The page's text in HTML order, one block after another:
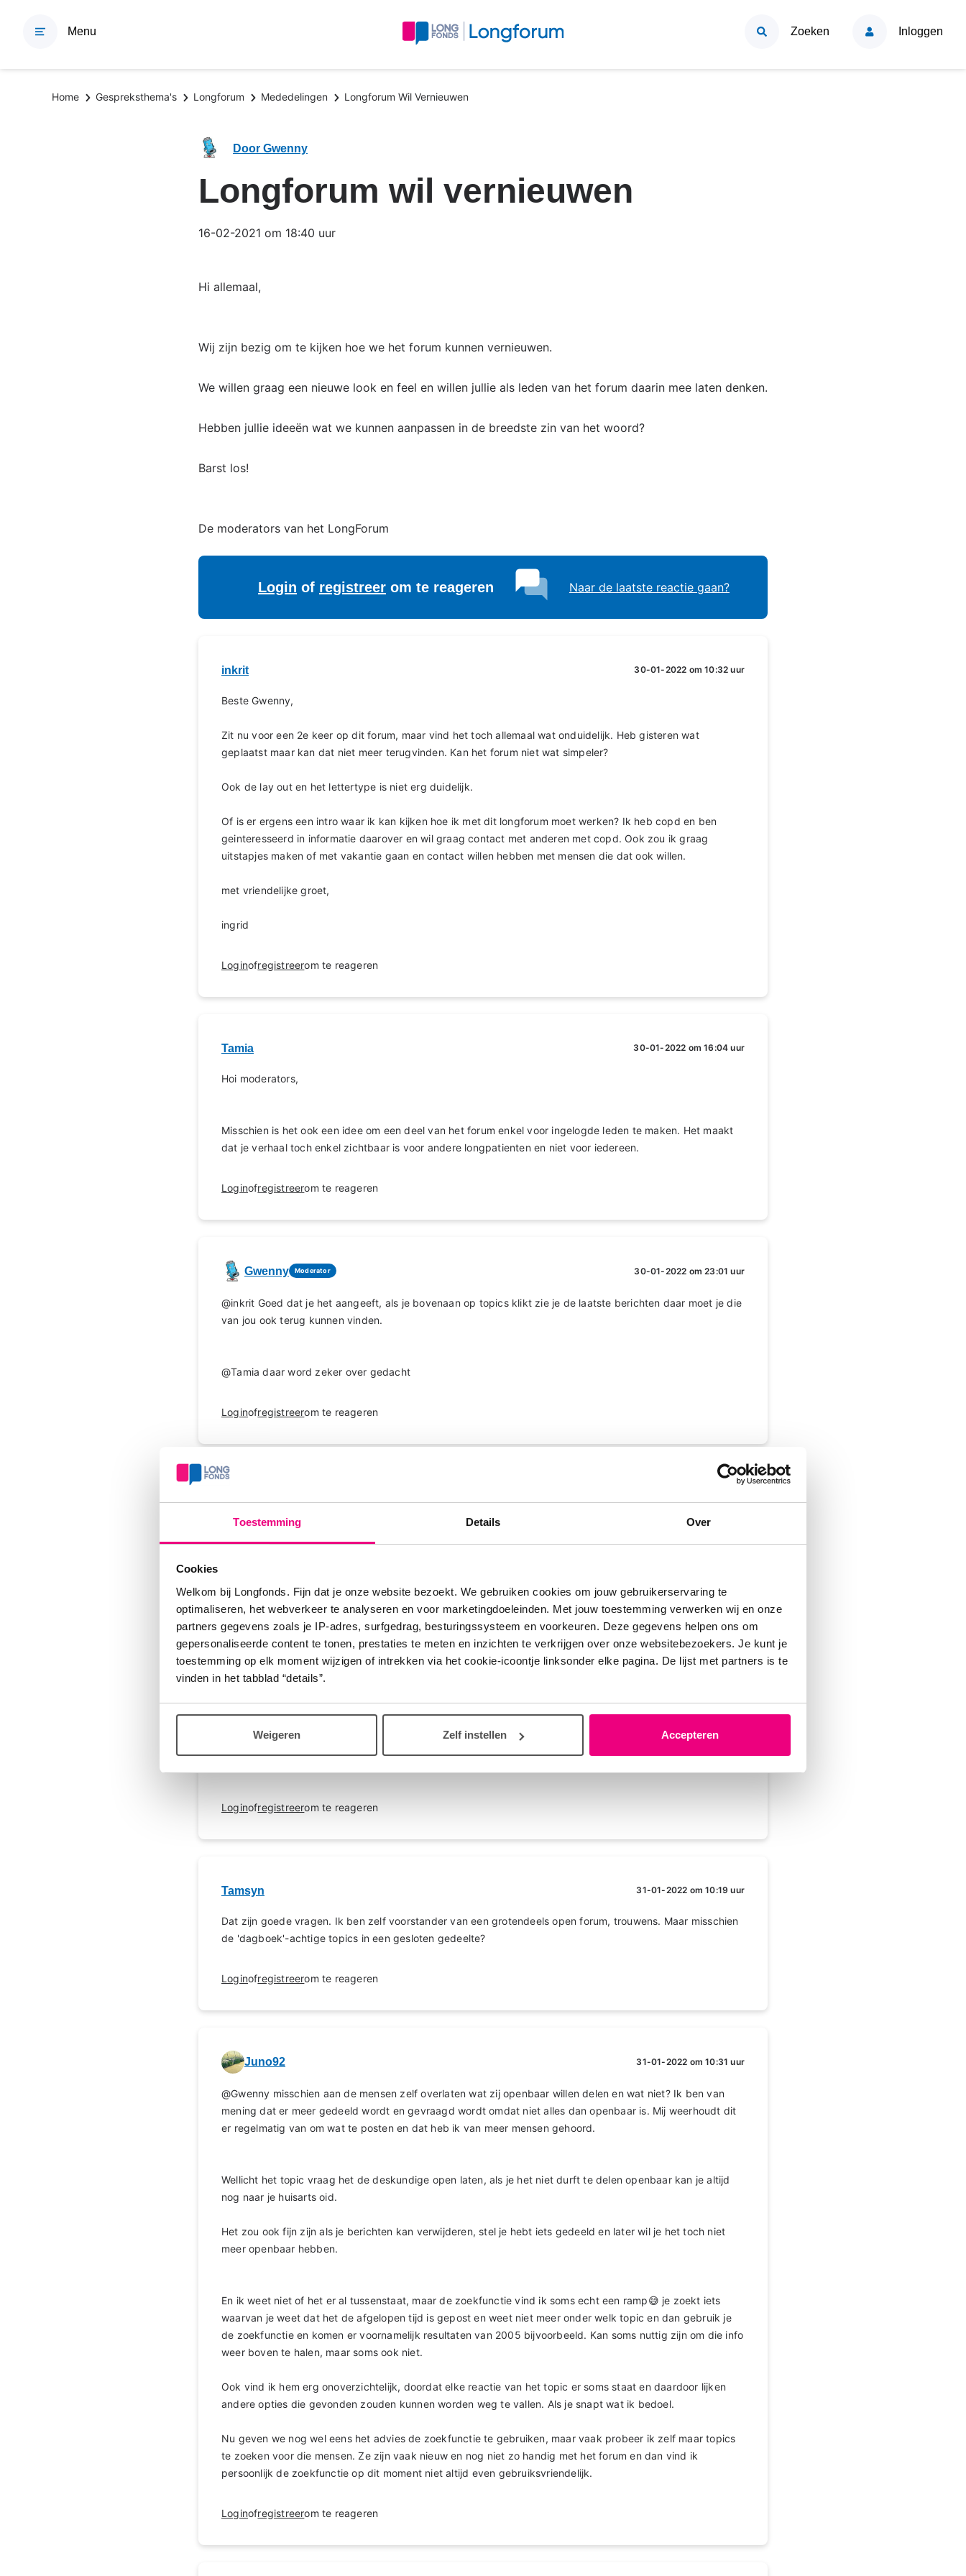
Toestemming Details Over
Cookies
Welkom bij Longfonds. Fijn dat je onze website bezoekt. We gebruiken cookies om jouw gebruikerservaring te
optimaliseren, het webverkeer te analyseren en voor marketingdoeleinden. Met jouw toestemming verwerken wij en onze
partners gegevens zoals je IP-adres, surfgedrag, besturingssysteem en voorkeuren. Deze gegevens helpen ons om
gepersonaliseerde content te tonen, prestaties te meten en inzichten te verkrijgen over onze websitebezoekers. Je kunt je
toestemming op elk moment wijzigen of intrekken via het cookie-icoontje linksonder elke pagina. De lijst met partners is te
vinden in het tabblad “details”.
Weigeren Zelf instellen Accepteren
Menu Zoeken Inloggen
Kruimelpad
Home Gespreksthema's Longforum Mededelingen Longforum Wil Vernieuwen
Door Gwenny
Longforum wil vernieuwen
16-02-2021 om 18:40 uur
Hi allemaal,
Wij zijn bezig om te kijken hoe we het forum kunnen vernieuwen.
We willen graag een nieuwe look en feel en willen jullie als leden van het forum daarin mee laten denken.
Hebben jullie ideeën wat we kunnen aanpassen in de breedste zin van het woord?
Barst los!
De moderators van het LongForum
Login of registreer om te reageren Naar de laatste reactie gaan?
inkrit 30-01-2022 om 10:32 uur
Beste Gwenny,
Zit nu voor een 2e keer op dit forum, maar vind het toch allemaal wat onduidelijk. Heb gisteren wat
geplaatst maar kan dat niet meer terugvinden. Kan het forum niet wat simpeler?
Ook de lay out en het lettertype is niet erg duidelijk.
Of is er ergens een intro waar ik kan kijken hoe ik met dit longforum moet werken? Ik heb copd en ben
geinteresseerd in informatie daarover en wil graag contact met anderen met copd. Ook zou ik graag
uitstapjes maken of met vakantie gaan en contact willen hebben met mensen die dat ook willen.
met vriendelijke groet,
ingrid
Loginofregistreerom te reageren
Tamia 30-01-2022 om 16:04 uur
Hoi moderators,
Misschien is het ook een idee om een deel van het forum enkel voor ingelogde leden te maken. Het maakt
dat je verhaal toch enkel zichtbaar is voor andere longpatienten en niet voor iedereen.
Loginofregistreerom te reageren
Gwenny Moderator 30-01-2022 om 23:01 uur
@inkrit Goed dat je het aangeeft, als je bovenaan op topics klikt zie je de laatste berichten daar moet je die
van jou ook terug kunnen vinden.
@Tamia daar word zeker over gedacht
Loginofregistreerom te reageren
Een gesloten gedeelte lijkt mij ook fijn, maar er kan ook een nadeel aan zitten. Het nadeel van het
onleesbaar maken voor bezoekers is dat Google het ook niet meer kan lezen. En dan kunnen nieuwe
Login ofregistreerom te reageren
Gwenny Moderator
ja precies dus dan zou het een duidelijk gesloten gedeelte moeten zijn zijn maar met welke onderwerpen
Loginofregistreerom te reageren
Tamsyn 31-01-2022 om 10:19 uur
Dat zijn goede vragen. Ik ben zelf voorstander van een grotendeels open forum, trouwens. Maar misschien
de 'dagboek'-achtige topics in een gesloten gedeelte?
Loginofregistreerom te reageren
Juno92 31-01-2022 om 10:31 uur
@Gwenny misschien aan de mensen zelf overlaten wat zij openbaar willen delen en wat niet? Ik ben van
mening dat er meer gedeeld wordt en gevraagd wordt omdat niet alles dan openbaar is. Mij weerhoudt dit
er regelmatig van om wat te posten en dat heb ik van meer mensen gehoord.
Wellicht het topic vraag het de deskundige open laten, als je het niet durft te delen openbaar kan je altijd
nog naar je huisarts oid.
Het zou ook fijn zijn als je berichten kan verwijderen, stel je hebt iets gedeeld en later wil je het toch niet
meer openbaar hebben.
En ik weet niet of het er al tussenstaat, maar de zoekfunctie vind ik soms echt een ramp😅 je zoekt iets
waarvan je weet dat het de afgelopen tijd is gepost en weet niet meer onder welk topic en dan gebruik je
de zoekfunctie en komen er voornamelijk resultaten van 2005 bijvoorbeeld. Kan soms nuttig zijn om die info
weer boven te halen, maar soms ook niet.
Ook vind ik hem erg onoverzichtelijk, doordat elke reactie van het topic er soms staat en daardoor lijken
andere opties die gevonden zouden kunnen worden weg te vallen. Als je snapt wat ik bedoel.
Nu geven we nog wel eens het advies de zoekfunctie te gebruiken, maar vaak probeer ik zelf maar topics
te zoeken voor die mensen. Ze zijn vaak nieuw en nog niet zo handig met het forum en dan vind ik
persoonlijk de zoekfunctie op dit moment niet altijd even gebruiksvriendelijk.
Loginofregistreerom te reageren